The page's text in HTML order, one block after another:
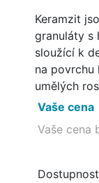
Keramzit
granuláty s
sloužící k
na povrchu
umělých
Vaše cena
Vaše cena
Dostupnost